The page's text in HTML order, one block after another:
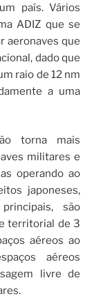
país. Vários
ADIZ que se
aeronaves que
dado que
raio de 12 nm
a uma
torna mais
militares e
operando ao
japoneses,
são
territorial de 3
aéreos ao
aéreos
livre de